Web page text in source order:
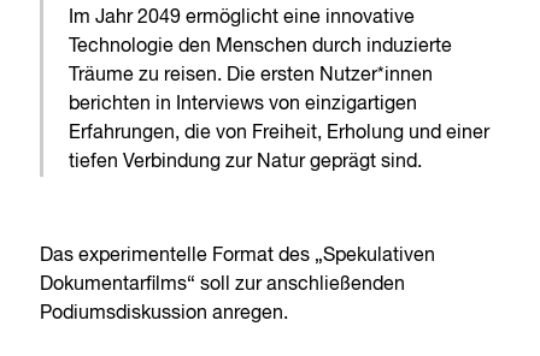
Im Jahr 2049 ermöglicht eine innovative
Technologie den Menschen durch induzierte
Träume zu reisen. Die ersten Nutzer*innen
berichten in Interviews von einzigartigen
Erfahrungen, die von Freiheit, Erholung und einer
tiefen Verbindung zur Natur geprägt sind.
Das experimentelle Format des „Spekulativen
Dokumentarfilms“ soll zur anschließenden
Podiumsdiskussion anregen.